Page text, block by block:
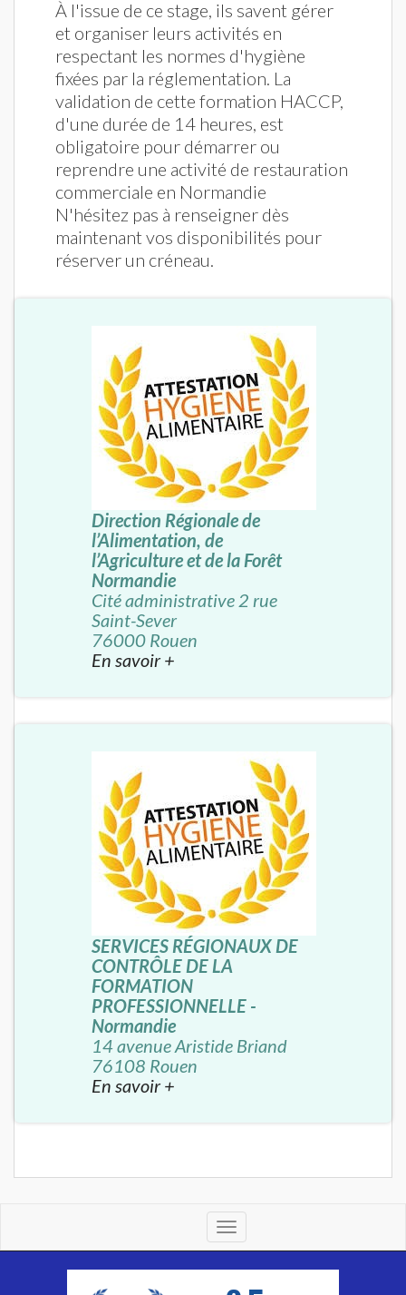
À l'issue de ce stage, ils savent gérer
et organiser leurs activités en
respectant les normes d'hygiène
fixées par la réglementation. La
validation de cette formation HACCP,
d'une durée de 14 heures, est
obligatoire pour démarrer ou
reprendre une activité de restauration
commerciale en Normandie
N'hésitez pas à renseigner dès
maintenant vos disponibilités pour
réserver un créneau.
Direction Régionale de
l’Alimentation, de
l’Agriculture et de la Forêt
Normandie
Cité administrative 2 rue
Saint-Sever
76000 Rouen
En savoir +
SERVICES RÉGIONAUX DE
CONTRÔLE DE LA
FORMATION
PROFESSIONNELLE -
Normandie
14 avenue Aristide Briand
76108 Rouen
En savoir +
Toggle
navigation